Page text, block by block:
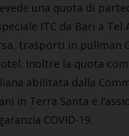
una quota di
ITC da Bari a Tel
trasporti in pullman
Inoltre la quota
abilitata dalla
in Terra Santa e
COVID-19.